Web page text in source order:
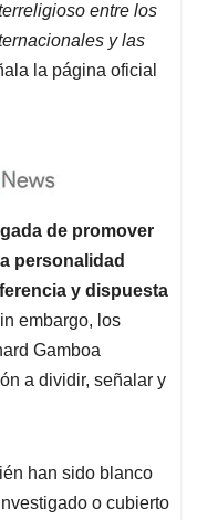
entre los
y las
la página oficial
de promover
personalidad
y dispuesta
embargo, los
Gamboa
a dividir, señalar y
han sido blanco
o cubierto